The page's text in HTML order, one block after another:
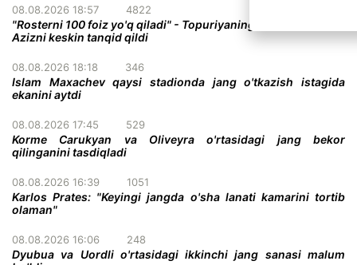
08.08.2026 18:57 4822
"Rosterni 100 foiz yo'q qiladi" - Topuriyaning menejeri Abdel-
Azizni keskin tanqid qildi
08.08.2026 18:18 346
Islam Maxachev qaysi stadionda jang o'tkazish istagida
ekanini aytdi
08.08.2026 17:45 529
Korme Carukyan va Oliveyra o'rtasidagi jang bekor
qilinganini tasdiqladi
08.08.2026 16:39 1051
Karlos Prates: "Keyingi jangda o'sha lanati kamarini tortib
olaman"
08.08.2026 16:06 248
Dyubua va Uordli o'rtasidagi ikkinchi jang sanasi malum